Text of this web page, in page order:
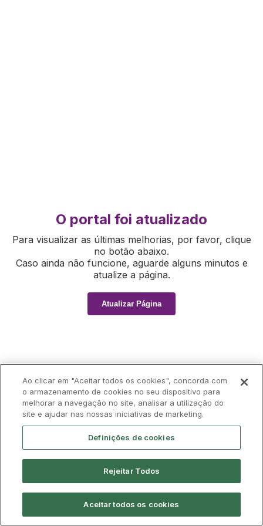
O portal foi atualizado
Para visualizar as últimas melhorias, por favor, clique
no botão abaixo.
Caso ainda não funcione, aguarde alguns minutos e
atualize a página.
Atualizar Página
Ao clicar em "Aceitar todos os cookies", concorda com
o armazenamento de cookies no seu dispositivo para
melhorar a navegação no site, analisar a utilização do
site e ajudar nas nossas iniciativas de marketing.
Definições de cookies
Rejeitar Todos
Aceitar todos os cookies